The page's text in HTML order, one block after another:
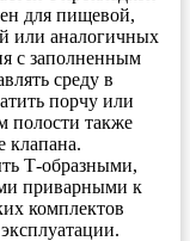
для пищевой,
или аналогичных
с заполненным
среду в
порчу или
полости также
клапана.
Т-образными,
приварными к
комплектов